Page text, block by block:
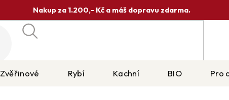
Nakup za 1.200,- Kč a máš dopravu zdarma.
Hledat
Zvěřinové Rybí Kachní BIO Pro